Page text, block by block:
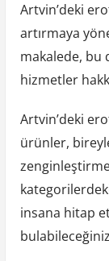
Artvin’deki
artırmaya
makalede, bu
hizmetler
Artvin’deki
ürünler,
insana hitap